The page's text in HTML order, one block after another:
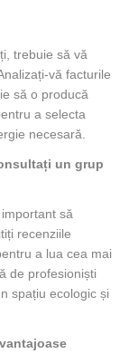
trebuie să vă
vă facturile
să o producă
a selecta
necesară.
un grup
să
recenziile
a lua cea mai
de profesioniști
spațiu ecologic și